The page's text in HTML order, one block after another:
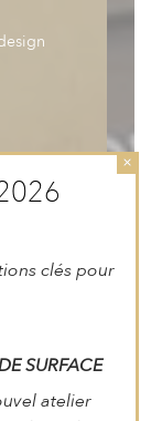
clés pour
SURFACE
atelier
×